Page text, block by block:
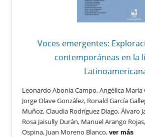
Voces emergentes:
contemporáneas en la
Leonardo Abonía Campo, Angélica María Grajales Ramos,
Jorge Olave González, Ronald García Gallego, Sol Ányela
Muñoz, Claudia Rodríguez Diago, Álvaro Javier Velásquez,
Rosa Jaisully Durán, Manuel Arango Rojas, Diego Flórez
Ospina, Juan Moreno Blanco,ver más